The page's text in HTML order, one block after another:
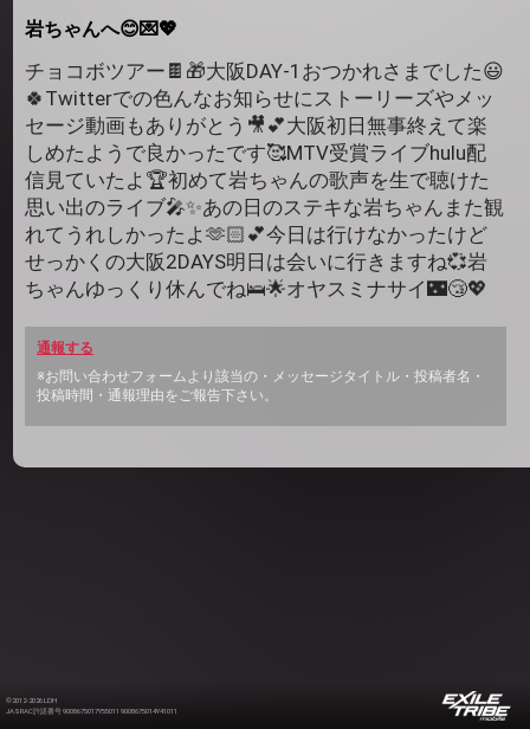
岩ちゃんへ😊💌💖
チョコボツアー🍫🎁大阪DAY-1おつかれさまでした😃
🍀Twitterでの色んなお知らせにストーリーズやメッ
セージ動画もありがとう🎥💕大阪初日無事終えて楽
しめたようで良かったです🥰MTV受賞ライブhulu配
信見ていたよ🏆初めて岩ちゃんの歌声を生で聴けた
思い出のライブ🎤✨あの日のステキな岩ちゃんまた観
れてうれしかったよ🫶🏻💕今日は行けなかったけど
せっかくの大阪2DAYS明日は会いに行きますね💞岩
ちゃんゆっくり休んでね🛌🌟オヤスミナサイ🌃😴💖
通報する
※お問い合わせフォームより該当の・メッセージタイトル・投稿者名・
投稿時間・通報理由をご報告下さい。
©2012-2026 LDH
JASRAC許諾番号 9008675017Y55011 9008675014Y41011